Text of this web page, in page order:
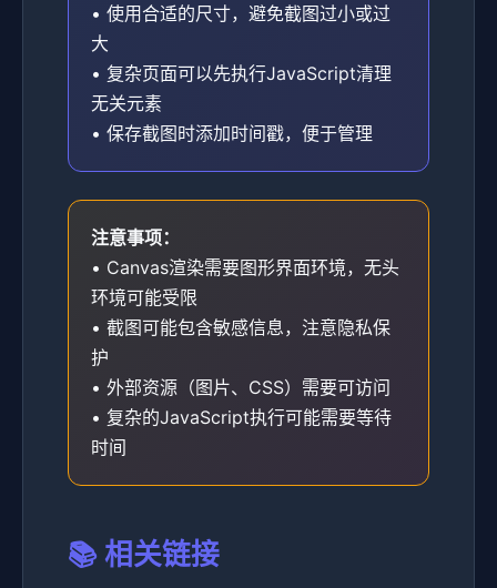
• 使用合适的尺寸，避免截图过小或过
大
• 复杂页面可以先执行JavaScript清理
无关元素
• 保存截图时添加时间戳，便于管理
注意事项：
• Canvas渲染需要图形界面环境，无头
环境可能受限
• 截图可能包含敏感信息，注意隐私保
护
• 外部资源（图片、CSS）需要可访问
• 复杂的JavaScript执行可能需要等待
时间
📚 相关链接